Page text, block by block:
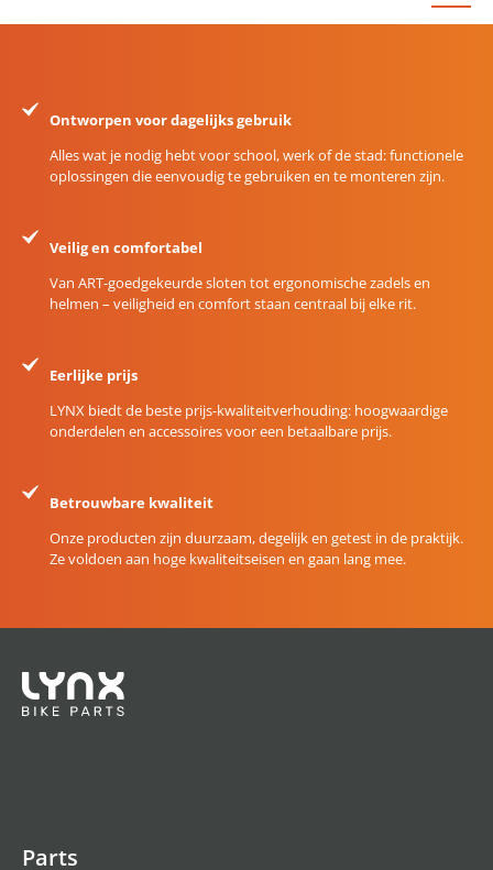
Ontworpen voor dagelijks gebruik
Alles wat je nodig hebt voor school, werk of de stad: functionele
oplossingen die eenvoudig te gebruiken en te monteren zijn.
Veilig en comfortabel
Van ART-goedgekeurde sloten tot ergonomische zadels en
helmen – veiligheid en comfort staan centraal bij elke rit.
Eerlijke prijs
LYNX biedt de beste prijs-kwaliteitverhouding: hoogwaardige
onderdelen en accessoires voor een betaalbare prijs.
Betrouwbare kwaliteit
Onze producten zijn duurzaam, degelijk en getest in de praktijk.
Ze voldoen aan hoge kwaliteitseisen en gaan lang mee.
Parts